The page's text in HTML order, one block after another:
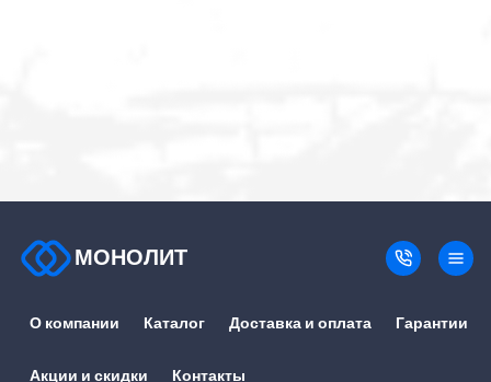
МОНОЛИТ
О компании Каталог Доставка и оплата Гарантии
Акции и скидки Контакты